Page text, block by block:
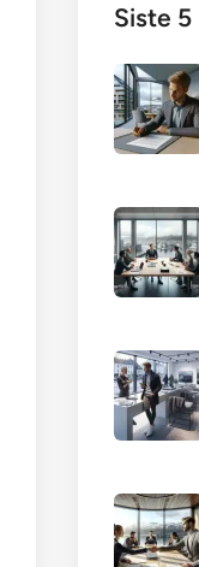
Siste 5